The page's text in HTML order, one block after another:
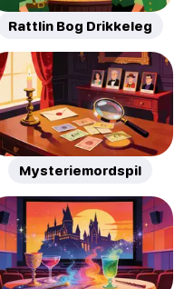
Rattlin Bog Drikkeleg
Mysteriemordspil